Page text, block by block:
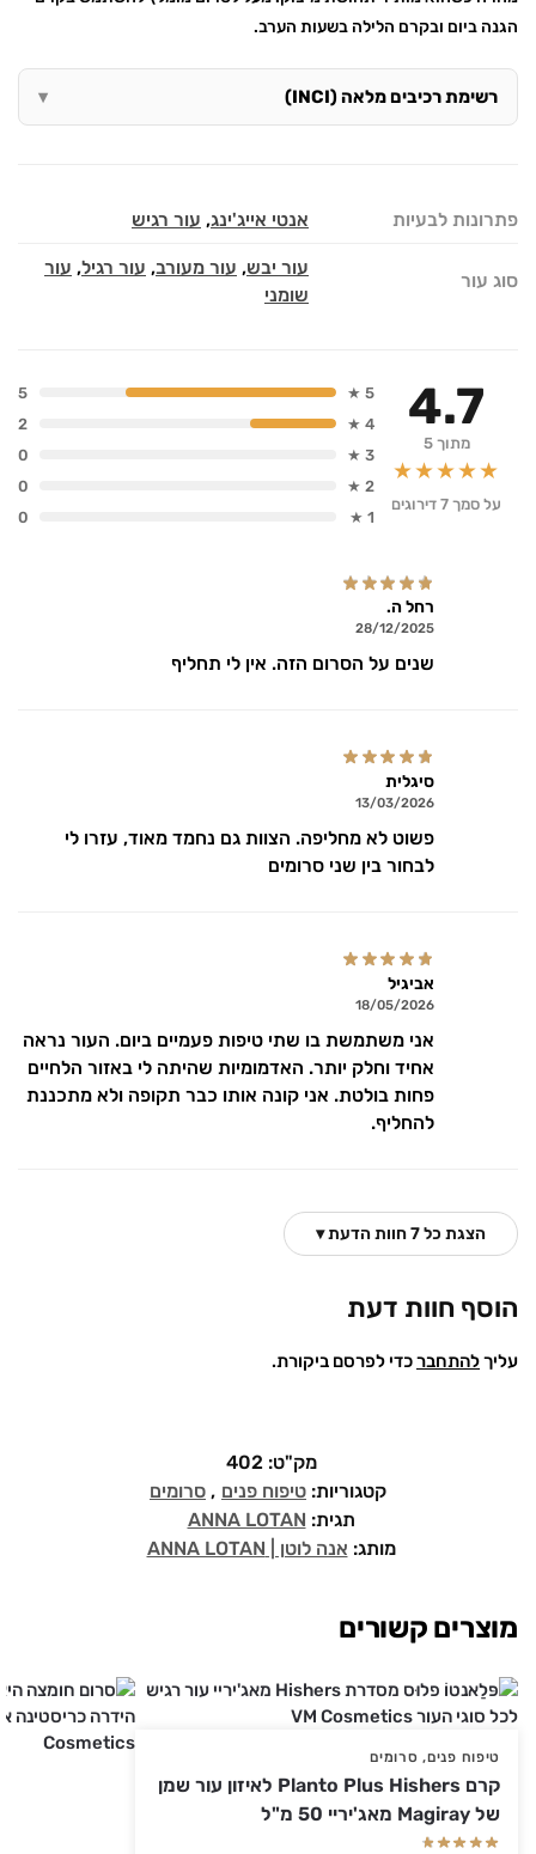
הגנה ביום ובקרם הלילה בשעות הערב.
רשימת רכיבים מלאה (INCI)
פתרונות לבעיות אנטי אייג'ינג, עור רגיש
סוג עור
עור יבש, עור מעורב, עור רגיל, עור
שומני
4.7
מתוך 5
★★★★★
על סמך 7 דירוגים
5 ★
5
4 ★
2
3 ★
0
2 ★
0
1 ★
0
רחל ה.
28/12/2025
שנים על הסרום הזה. אין לי תחליף
סיגלית
13/03/2026
פשוט לא מחליפה. הצוות גם נחמד מאוד, עזרו לי
לבחור בין שני סרומים
אביגיל
18/05/2026
אני משתמשת בו שתי טיפות פעמיים ביום. העור נראה
אחיד וחלק יותר. האדמומיות שהיתה לי באזור הלחיים
פחות בולטת. אני קונה אותו כבר תקופה ולא מתכננת
להחליף.
הצגת כל 7 חוות הדעת ▾
הוסף חוות דעת
עליךלהתחברכדי לפרסם ביקורת.
מק"ט: 402
קטגוריות: טיפוח פנים , סרומים
תגית: ANNA LOTAN
מותג: אנה לוטן | ANNA LOTAN
מוצרים קשורים
טיפוח פנים, סרומים
קרם Planto Plus Hishers לאיזון עור שמן
של Magiray מאג'יריי 50 מ"ל